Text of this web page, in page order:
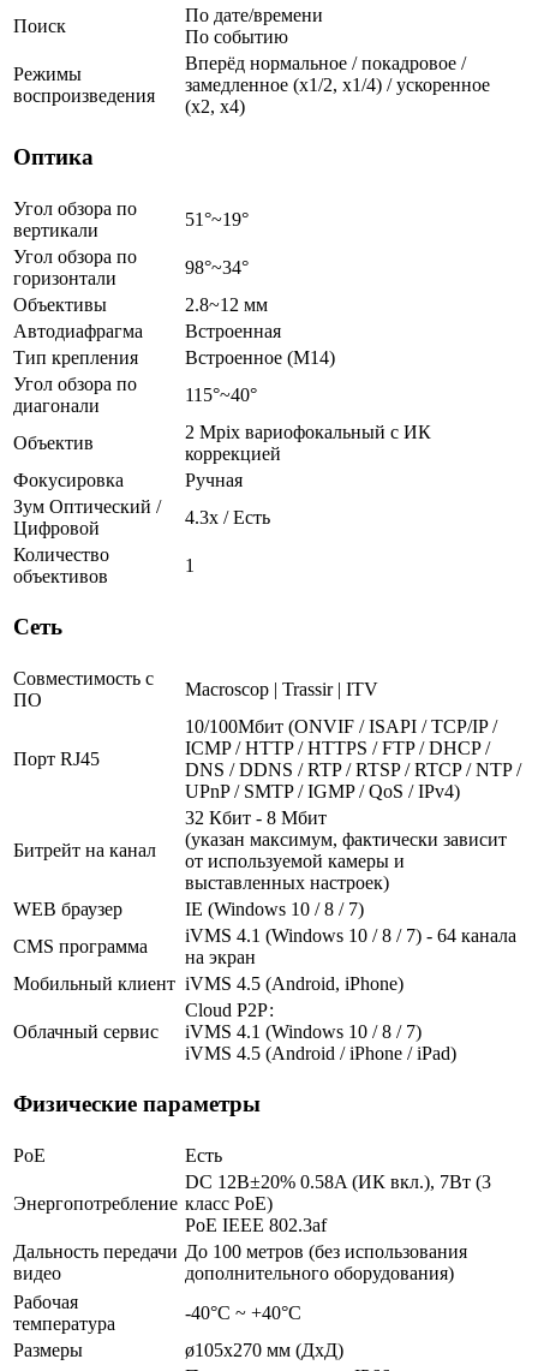
Поиск
По дате/времени
По событию
Режимы
воспроизведения
Вперёд нормальное / покадровое /
замедленное (х1/2, х1/4) / ускоренное
(х2, х4)
Оптика
Угол обзора по
вертикали
51°~19°
Угол обзора по
горизонтали
98°~34°
Объективы
2.8~12 мм
Автодиафрагма
Встроенная
Тип крепления
Встроенное (М14)
Угол обзора по
диагонали
115°~40°
Объектив
2 Mpix вариофокальный c ИК
коррекцией
Фокусировка
Ручная
Зум Оптический /
Цифровой
4.3х / Есть
Количество
объективов
1
Сеть
Совместимость с
ПО
Macroscop | Trassir | ITV
Порт RJ45
10/100Мбит (ONVIF / ISAPI / TCP/IP /
ICMP / HTTP / HTTPS / FTP / DHCP /
DNS / DDNS / RTP / RTSP / RTCP / NTP /
UPnP / SMTP / IGMP / QoS / IPv4)
Битрейт на канал
32 Кбит - 8 Мбит
(указан максимум, фактически зависит
от используемой камеры и
выставленных настроек)
WEB браузер
IE (Windows 10 / 8 / 7)
CMS программа
iVMS 4.1 (Windows 10 / 8 / 7) - 64 канала
на экран
Мобильный клиент iVMS 4.5 (Android, iPhone)
Облачный сервис
Cloud Р2Р:
iVMS 4.1 (Windows 10 / 8 / 7)
iVMS 4.5 (Android / iPhone / iPad)
Физические параметры
PoE Есть
Энергопотребление
DC 12В±20% 0.58A (ИК вкл.), 7Вт (3
класс PoE)
PoE IEEE 802.3af
Дальность передачи
видео
До 100 метров (без использования
дополнительного оборудования)
Рабочая
температура
-40°С ~ +40°С
Размеры
ø105x270 мм (ДхД)